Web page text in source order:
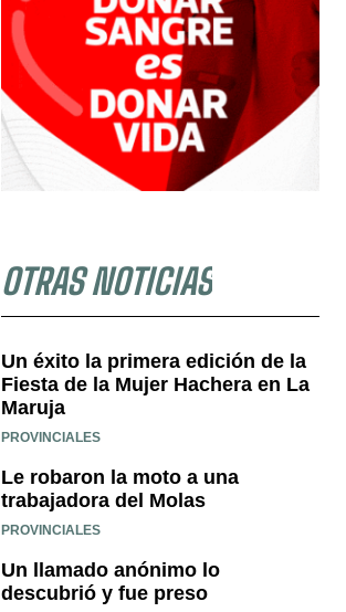
OTRAS NOTICIAS
Un éxito la primera edición de la
Fiesta de la Mujer Hachera en La
Maruja
PROVINCIALES
Le robaron la moto a una
trabajadora del Molas
PROVINCIALES
Un llamado anónimo lo
descubrió y fue preso